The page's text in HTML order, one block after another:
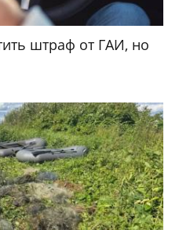
штраф от ГАИ, но